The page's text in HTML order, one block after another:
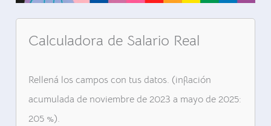
Calculadora de Salario Real
Rellená los campos con tus datos. (inflación
acumulada de noviembre de 2023 a mayo de 2025:
205 %).